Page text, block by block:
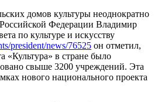
домов культуры неоднократно
Федерации Владимир
по культуре и искусству
president/news/76525 он отметил,
«Культура» в стране было
свыше 3200 учреждений. Эта
нового национального проекта